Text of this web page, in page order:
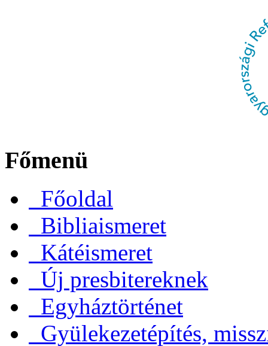
Főmenü
Főoldal
Bibliaismeret
Kátéismeret
Új presbitereknek
Egyháztörténet
Gyülekezetépítés,